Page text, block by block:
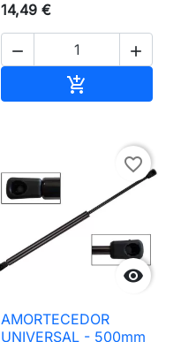
14,49 €
 


favorite_border
AMORTECEDOR
UNIVERSAL - 500mm